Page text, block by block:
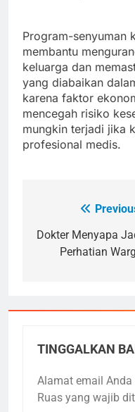
Program-senyuman
membantu
keluarga dan
yang diabaikan
karena faktor
mencegah risiko
mungkin terjadi jika
profesional medis.
Navigasi
pos
Dokter Menyapa
Perhatian
TINGGALKAN
Alamat email
Ruas yang wajib